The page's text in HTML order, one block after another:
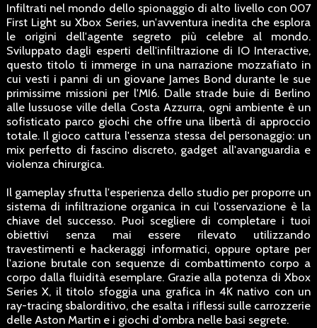
Infiltrati nel mondo dello spionaggio di alto livello con 007
First Light su Xbox Series, un'avventura inedita che esplora
le origini dell'agente segreto più celebre al mondo.
Sviluppato dagli esperti dell'infiltrazione di IO Interactive,
questo titolo ti immerge in una narrazione mozzafiato in
cui vesti i panni di un giovane James Bond durante le sue
primissime missioni per l'MI6. Dalle strade buie di Berlino
alle lussuose ville della Costa Azzurra, ogni ambiente è un
sofisticato parco giochi che offre una libertà di approccio
totale. Il gioco cattura l'essenza stessa del personaggio: un
mix perfetto di fascino discreto, gadget all'avanguardia e
violenza chirurgica.
Il gameplay sfrutta l'esperienza dello studio per proporre un
sistema di infiltrazione organica in cui l'osservazione è la
chiave del successo. Puoi scegliere di completare i tuoi
obiettivi senza mai essere rilevato utilizzando
travestimenti e hackeraggi informatici, oppure optare per
l'azione brutale con sequenze di combattimento corpo a
corpo dalla fluidità esemplare. Grazie alla potenza di Xbox
Series X, il titolo sfoggia una grafica in 4K nativo con un
ray-tracing sbalorditivo, che esalta i riflessi sulle carrozzerie
delle Aston Martin e i giochi d'ombra nelle basi segrete.